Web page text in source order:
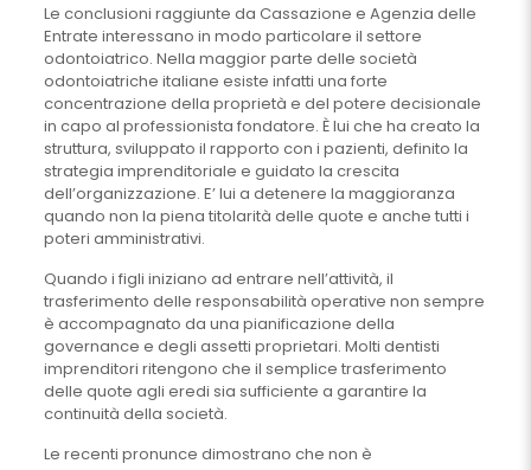
Le conclusioni raggiunte da Cassazione e Agenzia delle
Entrate interessano in modo particolare il settore
odontoiatrico. Nella maggior parte delle società
odontoiatriche italiane esiste infatti una forte
concentrazione della proprietà e del potere decisionale
in capo al professionista fondatore. È lui che ha creato la
struttura, sviluppato il rapporto con i pazienti, definito la
strategia imprenditoriale e guidato la crescita
dell’organizzazione. E’ lui a detenere la maggioranza
quando non la piena titolarità delle quote e anche tutti i
poteri amministrativi.
Quando i figli iniziano ad entrare nell’attività, il
trasferimento delle responsabilità operative non sempre
è accompagnato da una pianificazione della
governance e degli assetti proprietari. Molti dentisti
imprenditori ritengono che il semplice trasferimento
delle quote agli eredi sia sufficiente a garantire la
continuità della società.
Le recenti pronunce dimostrano che non è